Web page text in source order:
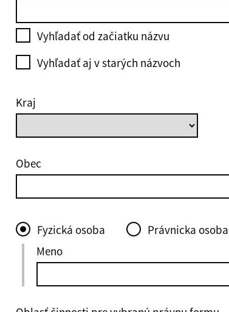
Vyhľadať od začiatku názvu
Vyhľadať aj v starých názvoch
Kraj
Obec
Fyzická osoba
Právnicka osoba
Meno